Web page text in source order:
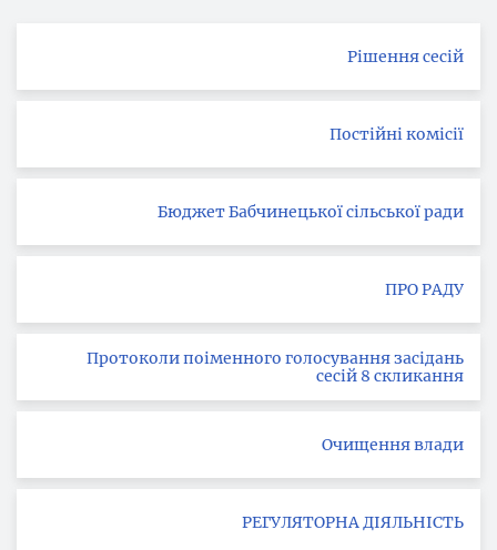
Рішення сесій
Постійні комісії
Бюджет Бабчинецької сільської ради
ПРО РАДУ
Протоколи поіменного голосування засідань
сесій 8 скликання
Очищення влади
РЕГУЛЯТОРНА ДІЯЛЬНІСТЬ